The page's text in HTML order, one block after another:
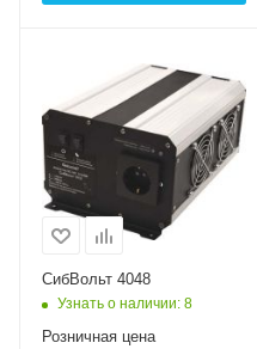
СибВольт 4048
Узнать о наличии: 8
Розничная цена